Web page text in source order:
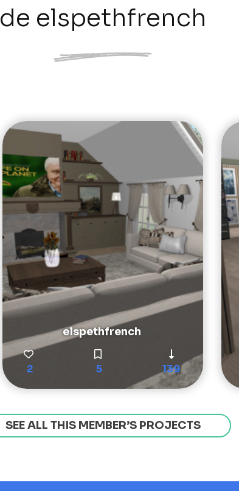
de elspethfrench
elspethfrench
2 5 139
SEE ALL THIS MEMBER’S PROJECTS